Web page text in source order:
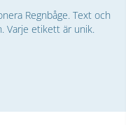
Regnbåge. Text och
Varje etikett är unik.